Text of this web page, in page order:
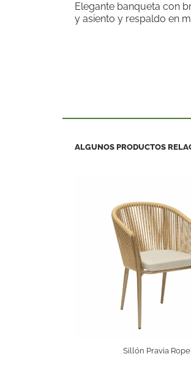
Elegante banqueta con
y asiento y respaldo en
ALGUNOS PRODUCTOS
Sillón Pravia Rope